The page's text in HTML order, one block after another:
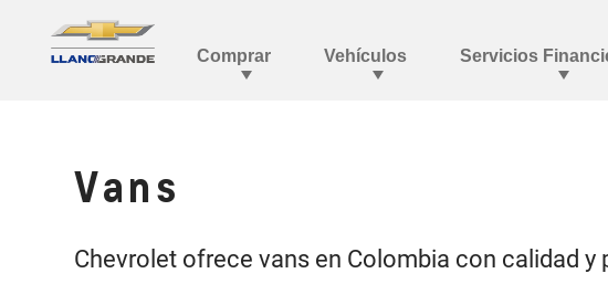
Vans
Chevrolet ofrece vans en Colombia con calidad